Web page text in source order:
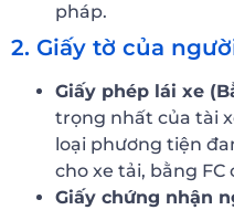
pháp.
2. Giấy tờ của
Giấy phép lái xe
trọng nhất của tài
loại phương tiện
cho xe tải, bằng
Giấy chứng nhận